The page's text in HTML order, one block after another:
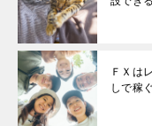
ＦＸは
しで稼